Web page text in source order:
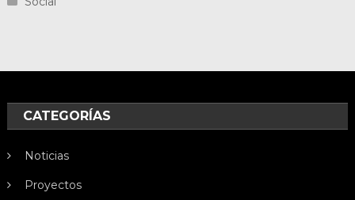
CATEGORÍAS
Noticias
Proyectos